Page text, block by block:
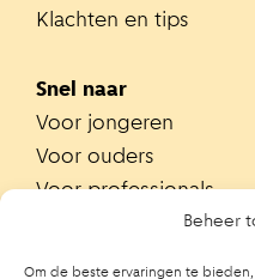
Beheer
Om de beste ervaringen te
Klachten en tips
Snel naar
Voor jongeren
Voor ouders
Voor professionals